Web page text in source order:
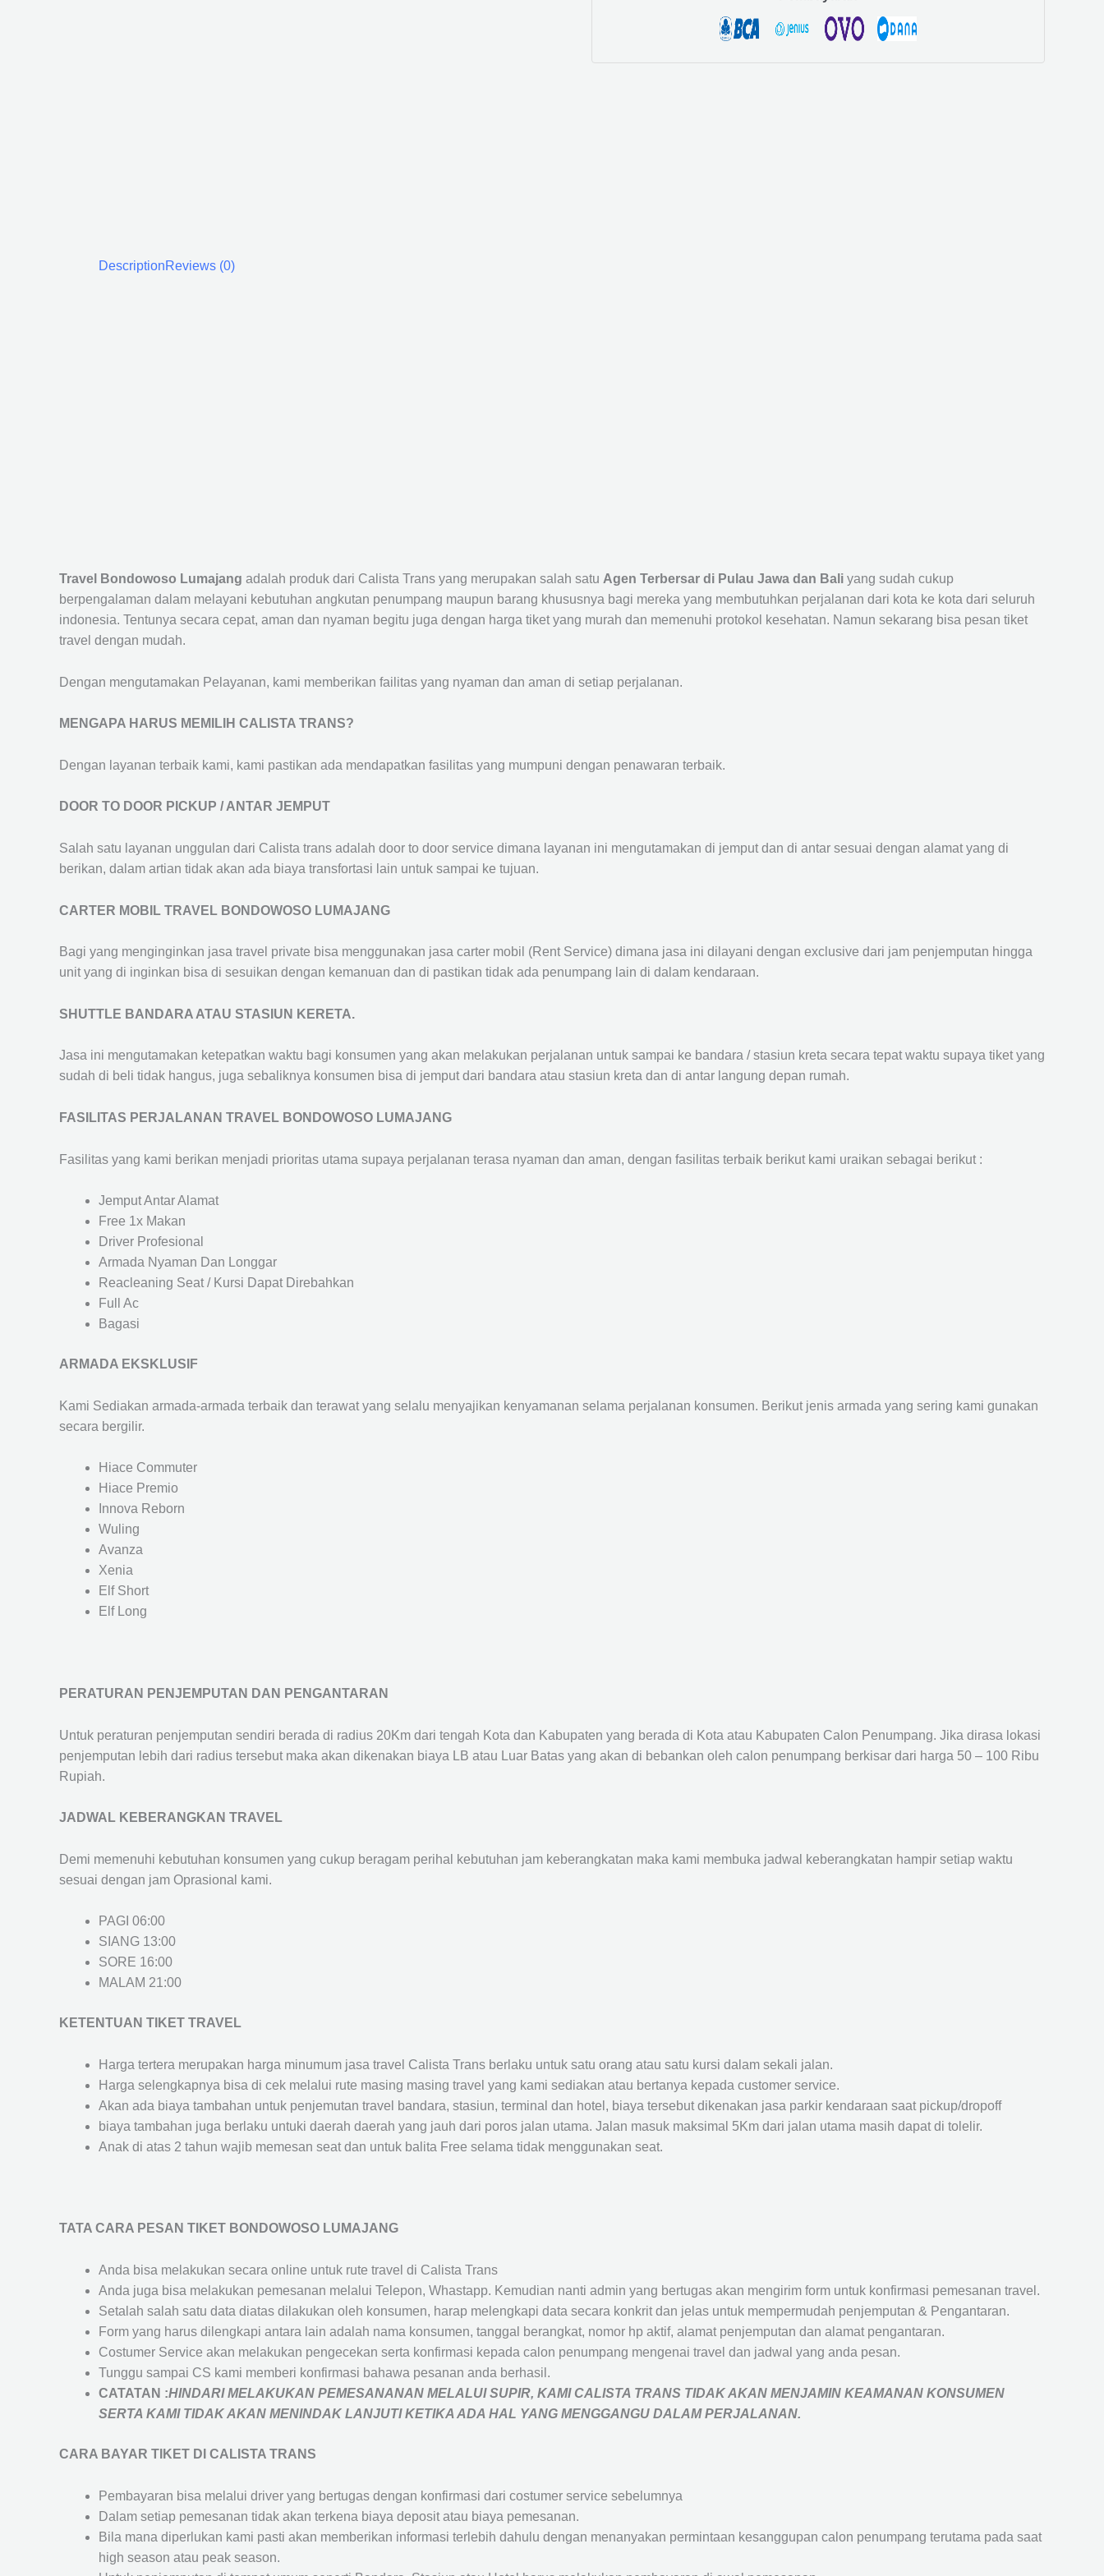
DescriptionReviews (0)
Travel Bondowoso Lumajang adalah produk dari Calista Trans yang merupakan salah satu Agen Terbersar di Pulau Jawa dan Bali yang sudah cukup
berpengalaman dalam melayani kebutuhan angkutan penumpang maupun barang khususnya bagi mereka yang membutuhkan perjalanan dari kota ke kota dari seluruh
indonesia. Tentunya secara cepat, aman dan nyaman begitu juga dengan harga tiket yang murah dan memenuhi protokol kesehatan. Namun sekarang bisa pesan tiket
travel dengan mudah.
Dengan mengutamakan Pelayanan, kami memberikan failitas yang nyaman dan aman di setiap perjalanan.
MENGAPA HARUS MEMILIH CALISTA TRANS?
Dengan layanan terbaik kami, kami pastikan ada mendapatkan fasilitas yang mumpuni dengan penawaran terbaik.
DOOR TO DOOR PICKUP / ANTAR JEMPUT
Salah satu layanan unggulan dari Calista trans adalah door to door service dimana layanan ini mengutamakan di jemput dan di antar sesuai dengan alamat yang di
berikan, dalam artian tidak akan ada biaya transfortasi lain untuk sampai ke tujuan.
CARTER MOBIL TRAVEL BONDOWOSO LUMAJANG
Bagi yang menginginkan jasa travel private bisa menggunakan jasa carter mobil (Rent Service) dimana jasa ini dilayani dengan exclusive dari jam penjemputan hingga
unit yang di inginkan bisa di sesuikan dengan kemanuan dan di pastikan tidak ada penumpang lain di dalam kendaraan.
SHUTTLE BANDARA ATAU STASIUN KERETA.
Jasa ini mengutamakan ketepatkan waktu bagi konsumen yang akan melakukan perjalanan untuk sampai ke bandara / stasiun kreta secara tepat waktu supaya tiket yang
sudah di beli tidak hangus, juga sebaliknya konsumen bisa di jemput dari bandara atau stasiun kreta dan di antar langung depan rumah.
FASILITAS PERJALANAN TRAVEL BONDOWOSO LUMAJANG
Fasilitas yang kami berikan menjadi prioritas utama supaya perjalanan terasa nyaman dan aman, dengan fasilitas terbaik berikut kami uraikan sebagai berikut :
Jemput Antar Alamat
Free 1x Makan
Driver Profesional
Armada Nyaman Dan Longgar
Reacleaning Seat / Kursi Dapat Direbahkan
Full Ac
Bagasi
ARMADA EKSKLUSIF
Kami Sediakan armada-armada terbaik dan terawat yang selalu menyajikan kenyamanan selama perjalanan konsumen. Berikut jenis armada yang sering kami gunakan
secara bergilir.
Hiace Commuter
Hiace Premio
Innova Reborn
Wuling
Avanza
Xenia
Elf Short
Elf Long
PERATURAN PENJEMPUTAN DAN PENGANTARAN
Untuk peraturan penjemputan sendiri berada di radius 20Km dari tengah Kota dan Kabupaten yang berada di Kota atau Kabupaten Calon Penumpang. Jika dirasa lokasi
penjemputan lebih dari radius tersebut maka akan dikenakan biaya LB atau Luar Batas yang akan di bebankan oleh calon penumpang berkisar dari harga 50 – 100 Ribu
Rupiah.
JADWAL KEBERANGKAN TRAVEL
Demi memenuhi kebutuhan konsumen yang cukup beragam perihal kebutuhan jam keberangkatan maka kami membuka jadwal keberangkatan hampir setiap waktu
sesuai dengan jam Oprasional kami.
PAGI 06:00
SIANG 13:00
SORE 16:00
MALAM 21:00
KETENTUAN TIKET TRAVEL
Harga tertera merupakan harga minumum jasa travel Calista Trans berlaku untuk satu orang atau satu kursi dalam sekali jalan.
Harga selengkapnya bisa di cek melalui rute masing masing travel yang kami sediakan atau bertanya kepada customer service.
Akan ada biaya tambahan untuk penjemutan travel bandara, stasiun, terminal dan hotel, biaya tersebut dikenakan jasa parkir kendaraan saat pickup/dropoff
biaya tambahan juga berlaku untuki daerah daerah yang jauh dari poros jalan utama. Jalan masuk maksimal 5Km dari jalan utama masih dapat di tolelir.
Anak di atas 2 tahun wajib memesan seat dan untuk balita Free selama tidak menggunakan seat.
TATA CARA PESAN TIKET BONDOWOSO LUMAJANG
Anda bisa melakukan secara online untuk rute travel di Calista Trans
Anda juga bisa melakukan pemesanan melalui Telepon, Whastapp. Kemudian nanti admin yang bertugas akan mengirim form untuk konfirmasi pemesanan travel.
Setalah salah satu data diatas dilakukan oleh konsumen, harap melengkapi data secara konkrit dan jelas untuk mempermudah penjemputan & Pengantaran.
Form yang harus dilengkapi antara lain adalah nama konsumen, tanggal berangkat, nomor hp aktif, alamat penjemputan dan alamat pengantaran.
Costumer Service akan melakukan pengecekan serta konfirmasi kepada calon penumpang mengenai travel dan jadwal yang anda pesan.
Tunggu sampai CS kami memberi konfirmasi bahawa pesanan anda berhasil.
CATATAN :HINDARI MELAKUKAN PEMESANANAN MELALUI SUPIR, KAMI CALISTA TRANS TIDAK AKAN MENJAMIN KEAMANAN KONSUMEN
SERTA KAMI TIDAK AKAN MENINDAK LANJUTI KETIKA ADA HAL YANG MENGGANGU DALAM PERJALANAN.
CARA BAYAR TIKET DI CALISTA TRANS
Pembayaran bisa melalui driver yang bertugas dengan konfirmasi dari costumer service sebelumnya
Dalam setiap pemesanan tidak akan terkena biaya deposit atau biaya pemesanan.
Bila mana diperlukan kami pasti akan memberikan informasi terlebih dahulu dengan menanyakan permintaan kesanggupan calon penumpang terutama pada saat
high season atau peak season.